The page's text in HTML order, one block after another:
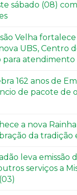
sábado (08) com
Velha
UBS, Centro
atendimento
162 anos de
de pacote de
a nova
da tradição
leva emissão
serviços a